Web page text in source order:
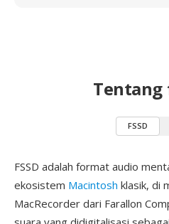
FSSD
FSSD adalah format audio
ekosistem Macintosh klasik, di
MacRecorder dari Farallon